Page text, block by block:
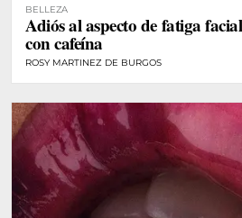
BELLEZA
Adiós al aspecto de fatiga
con cafeína
ROSY MARTINEZ DE BURGOS